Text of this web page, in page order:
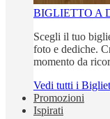
BIGLIETTO A
Scegli il tuo
foto e dediche.
momento da
Vedi tutti i
Promozioni
Ispirati